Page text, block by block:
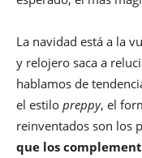
La navidad está a la
y relojero saca a
hablamos de
el estilo preppy, el
reinventados son los
que los